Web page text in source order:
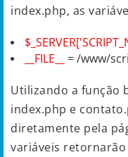
index.php, as
__FILE__
= /www/
Utilizando a função
index.php e
diretamente pela
variáveis